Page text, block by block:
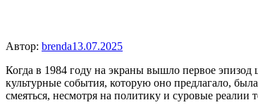
Автор: brenda13.07.2025
Когда в 1984 году на экраны вышло первое
культурные события, которую оно предлагало,
смеяться, несмотря на политику и суровые